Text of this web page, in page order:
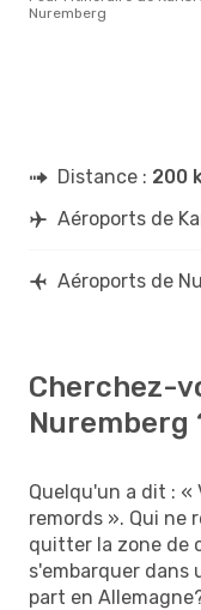
Nuremberg
Distance : 200
Aéroports de
Aéroports de
Cherchez-
Nuremberg
Quelqu'un a dit : «
remords ». Qui ne
quitter la zone de
s'embarquer dans
part en